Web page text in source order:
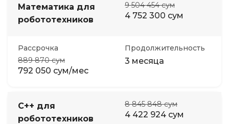
Математика для
робототехников
9 504 454 сум
4 752 300 сум
Рассрочка
889 870 сум
792 050 сум/мес
Продолжительность
3 месяца
C++ для
робототехников
8 845 848 сум
4 422 924 сум